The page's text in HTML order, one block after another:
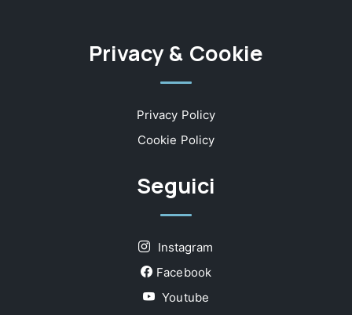
Privacy & Cookie
Privacy Policy
Cookie Policy
Seguici
Instagram
Facebook
Youtube